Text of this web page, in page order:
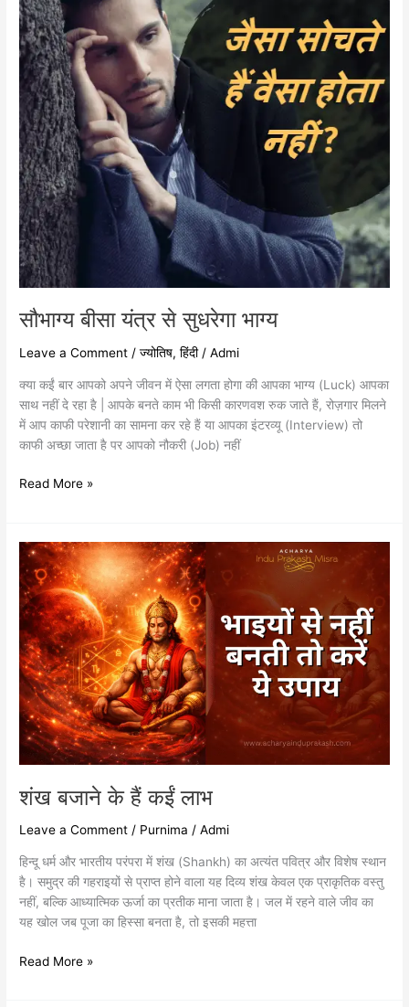
सौभाग्य बीसा यंत्र से सुधरेगा भाग्य
Leave a Comment /ज्योतिष,हिंदी/Admi
क्या कईं बार आपको अपने जीवन में ऐसा लगता होगा की आपका भाग्य (Luck) आपका
साथ नहीं दे रहा है | आपके बनते काम भी किसी कारणवश रुक जाते हैं, रोज़गार मिलने
में आप काफी परेशानी का सामना कर रहे हैं या आपका इंटरव्यू (Interview) तो
काफी अच्छा जाता है पर आपको नौकरी (Job) नहीं
सुधरेगा
भाग्य
Read More »
शंख बजाने के हैं कईं लाभ
Leave a Comment / Purnima /Admi
हिन्दू धर्म और भारतीय परंपरा में शंख (Shankh) का अत्यंत पवित्र और विशेष स्थान
है। समुद्र की गहराइयों से प्राप्त होने वाला यह दिव्य शंख केवल एक प्राकृतिक वस्तु
नहीं, बल्कि आध्यात्मिक ऊर्जा का प्रतीक माना जाता है। जल में रहने वाले जीव का
यह खोल जब पूजा का हिस्सा बनता है, तो इसकी महत्ता
शंख
बजाने
के
हैं
कईं
लाभ
Read More »